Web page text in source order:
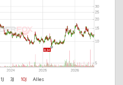
1J 3J 10J
Alles